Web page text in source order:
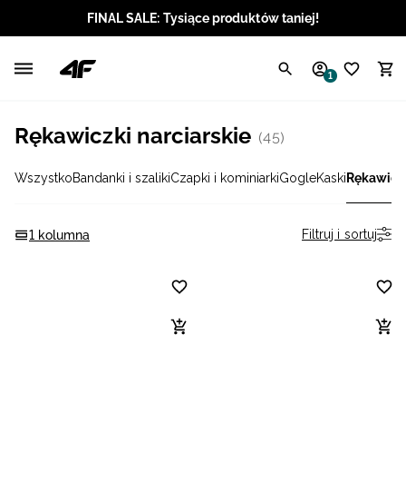
FINAL SALE: Tysiące produktów taniej!
1
Rękawiczki narciarskie (45)
WszystkoBandanki i szalikiCzapki i kominiarkiGogleKaski
1 kolumna Filtruj i sortuj
Angielski / USD
Angielski / GBP
Chorwacki / EUR